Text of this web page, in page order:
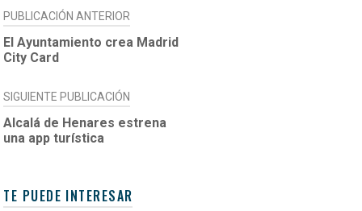
NAVEGACIÓN
DE
ENTRADAS
PUBLICACIÓN ANTERIOR
El Ayuntamiento crea Madrid
City Card
SIGUIENTE PUBLICACIÓN
Alcalá de Henares estrena
una app turística
TE PUEDE INTERESAR